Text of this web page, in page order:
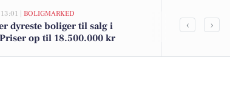
| BOLIGMARKED
dyreste boliger til salg i
op til 18.500.000 kr
Oplev
‹ ›